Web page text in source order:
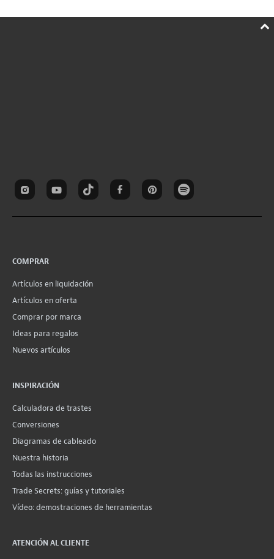
COMPRAR
Artículos en liquidación
Artículos en oferta
Comprar por marca
Ideas para regalos
Nuevos artículos
INSPIRACIÓN
Calculadora de trastes
Conversiones
Diagramas de cableado
Nuestra historia
Todas las instrucciones
Trade Secrets: guías y tutoriales
Vídeo: demostraciones de herramientas
ATENCIÓN AL CLIENTE